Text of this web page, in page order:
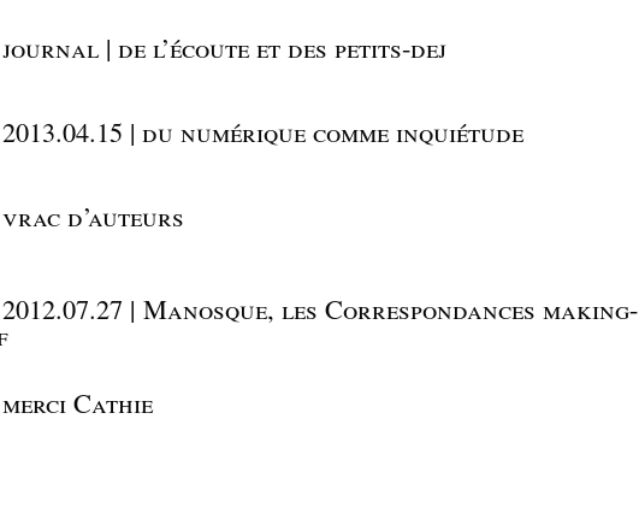
journal | de l’écoute et des petits-dej
2013.04.15 | du numérique comme inquiétude
vrac d’auteurs
2012.07.27 | Manosque, les Correspondances making-
merci Cathie